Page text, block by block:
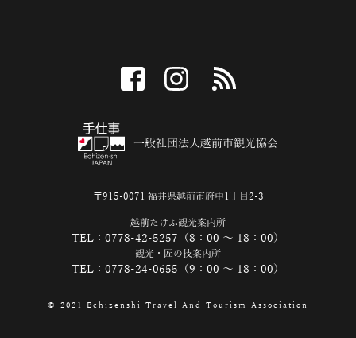
facebook instagram
一般社団法人越前市観光協会
〒915-0071 福井県越前市府中1丁目2-3
越前たけふ観光案内所
TEL：0778-42-5257（8：00 ～ 18：00）
観光・匠の技案内所
TEL：0778-24-0655（9：00 ～ 18：00）
© 2021 Echizenshi Travel And Tourism Association